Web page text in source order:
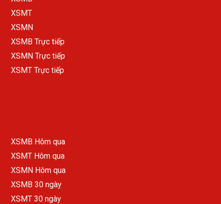
XSMT
XSMN
XSMB Trực tiếp
XSMN Trực tiếp
XSMT Trực tiếp
XSMB Hôm qua
XSMT Hôm qua
XSMN Hôm qua
XSMB 30 ngày
XSMT 30 ngày